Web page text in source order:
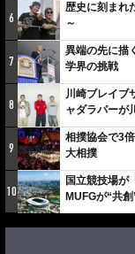
6
歴史に刻まれ
～
7
異端の先に描
学界の挑戦
8
川崎ブレイブ
ャダラパーが
しみでしかな
9
相撲協会で3
大相撲
10
国立競技場が
MUFGが“共